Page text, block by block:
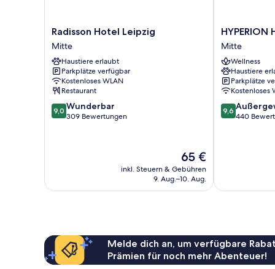
Radisson
Hotel
Leipzig
Mitte
Radisson Hotel Leipzig
Mitte
Haustiere erlaubt
Parkplätze verfügbar
Kostenloses WLAN
Restaurant
9.0
von
9,0 Wunderbar
309 Bewertungen
Der
Preis
beträgt
65 €
inkl. Steuern & Gebühren
9. Aug.–10. Aug.
HYPERION
Hotel
Leipzig
Mitte
Mitte
Wellness
Haustiere
Parkplätze
Kostenloses
9.6
von
9,6
440
Melde dich an, um verfügbare
Prämien für noch mehr Abenteuer!